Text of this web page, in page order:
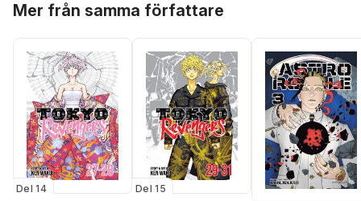
Mer från samma författare
Del 14 Del 15